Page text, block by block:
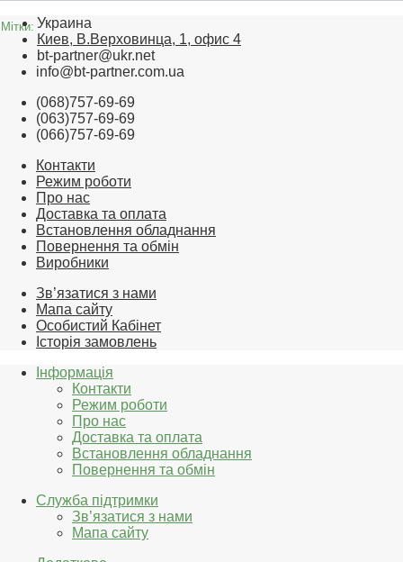
Мітки: Украина
Киев, В.Верховинца, 1, офис 4
bt-partner@ukr.net
info@bt-partner.com.ua
(068)757-69-69
(063)757-69-69
(066)757-69-69
Контакти
Режим роботи
Про нас
Доставка та оплата
Встановлення обладнання
Повернення та обмін
Виробники
Зв’язатися з нами
Мапа сайту
Особистий Кабінет
Історія замовлень
Інформація
Контакти
Режим роботи
Про нас
Доставка та оплата
Встановлення обладнання
Повернення та обмін
Служба підтримки
Зв’язатися з нами
Мапа сайту